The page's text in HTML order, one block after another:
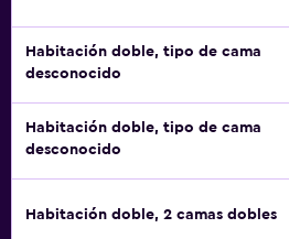
Habitación doble, tipo de cama
desconocido
Habitación doble, tipo de cama
desconocido
Habitación doble, 2 camas dobles